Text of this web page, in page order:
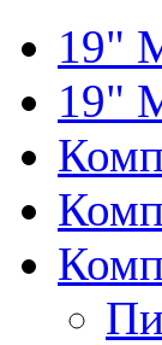
19"
19"